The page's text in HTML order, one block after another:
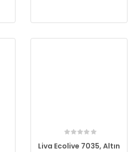
Liva Ecolive 7035, Altın